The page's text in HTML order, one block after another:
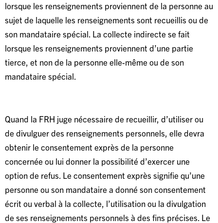
lorsque les renseignements proviennent de la personne au
sujet de laquelle les renseignements sont recueillis ou de
son mandataire spécial. La collecte indirecte se fait
lorsque les renseignements proviennent d’une partie
tierce, et non de la personne elle-même ou de son
mandataire spécial.
Quand la FRH juge nécessaire de recueillir, d’utiliser ou
de divulguer des renseignements personnels, elle devra
obtenir le consentement exprès de la personne
concernée ou lui donner la possibilité d’exercer une
option de refus. Le consentement exprès signifie qu’une
personne ou son mandataire a donné son consentement
écrit ou verbal à la collecte, l’utilisation ou la divulgation
de ses renseignements personnels à des fins précises. Le